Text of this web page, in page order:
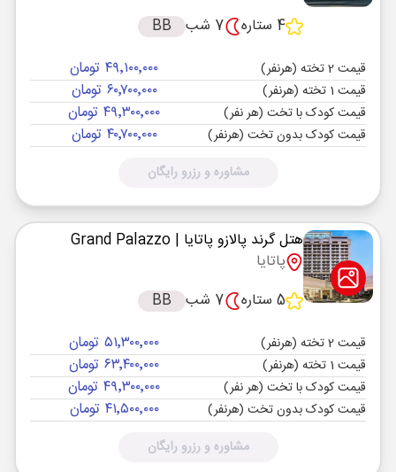
4 ستاره
7 شب BB
قیمت 2 تخته (هرنفر) ۴۹٬۱۰۰٬۰۰۰ تومان
قیمت 1 تخته (هرنفر) ۶۰٬۷۰۰٬۰۰۰ تومان
قیمت کودک با تخت (هر نفر) ۴۹٬۳۰۰٬۰۰۰ تومان
قیمت کودک بدون تخت (هرنفر) ۴۰٬۷۰۰٬۰۰۰ تومان
مشاوره و رزرو رایگان
هتل گرند پالازو پاتایا | Grand Palazzo
پاتایا
5 ستاره
7 شب BB
قیمت 2 تخته (هرنفر) ۵۱٬۳۰۰٬۰۰۰ تومان
قیمت 1 تخته (هرنفر) ۶۳٬۴۰۰٬۰۰۰ تومان
قیمت کودک با تخت (هر نفر) ۴۹٬۳۰۰٬۰۰۰ تومان
قیمت کودک بدون تخت (هرنفر) ۴۱٬۵۰۰٬۰۰۰ تومان
مشاوره و رزرو رایگان